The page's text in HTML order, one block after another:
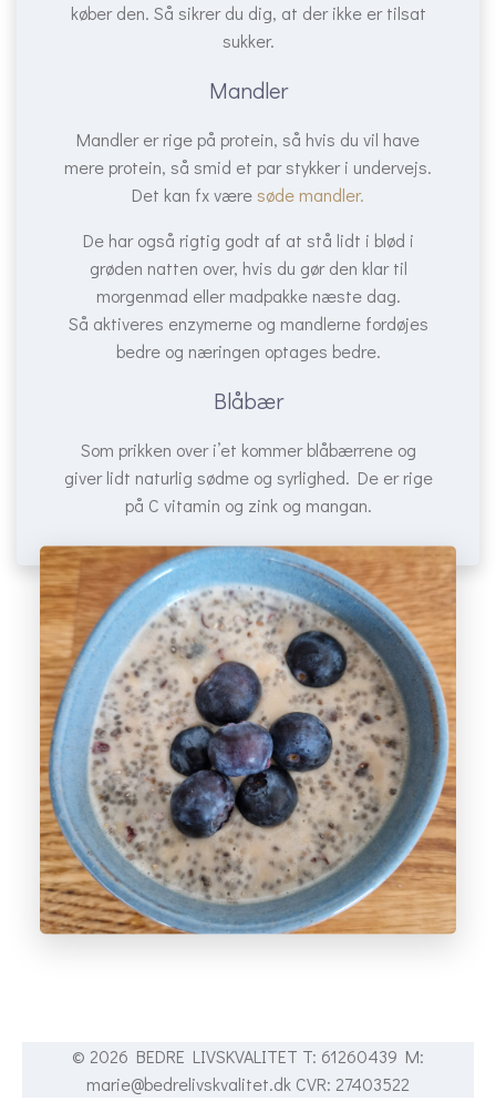
køber den. Så sikrer du dig, at der ikke er tilsat
sukker.
Mandler
Mandler er rige på protein, så hvis du vil have
mere protein, så smid et par stykker i undervejs.
Det kan fx væresøde mandler.
De har også rigtig godt af at stå lidt i blød i
grøden natten over, hvis du gør den klar til
morgenmad eller madpakke næste dag.
Så aktiveres enzymerne og mandlerne fordøjes
bedre og næringen optages bedre.
Blåbær
Som prikken over i’et kommer blåbærrene og
giver lidt naturlig sødme og syrlighed. De er rige
på C vitamin og zink og mangan.
© 2026 BEDRE LIVSKVALITET T: 61260439 M:
marie@bedrelivskvalitet.dk CVR: 27403522